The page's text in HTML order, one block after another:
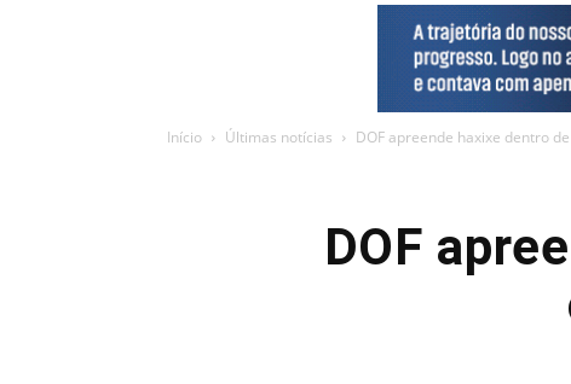
Início Últimas notícias DOF apreende haxixe dentro
DOF